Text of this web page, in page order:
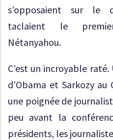
s’opposaient sur le
taclaient le
Nétanyahou.
C’est un incroyable
d’Obama et Sarkozy
une poignée de
peu avant la
présidents, les